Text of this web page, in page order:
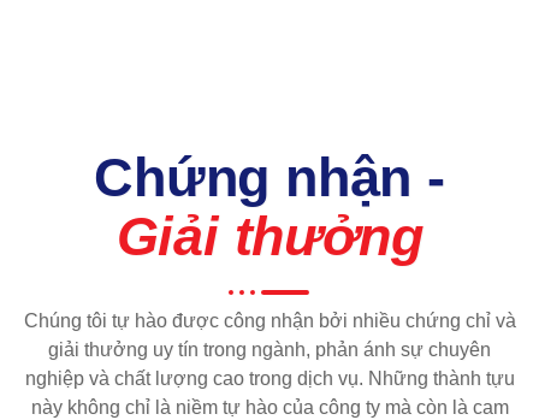
Chứng nhận -
Giải thưởng
Chúng tôi tự hào được công nhận bởi nhiều chứng chỉ và
giải thưởng uy tín trong ngành, phản ánh sự chuyên
nghiệp và chất lượng cao trong dịch vụ. Những thành tựu
này không chỉ là niềm tự hào của công ty mà còn là cam